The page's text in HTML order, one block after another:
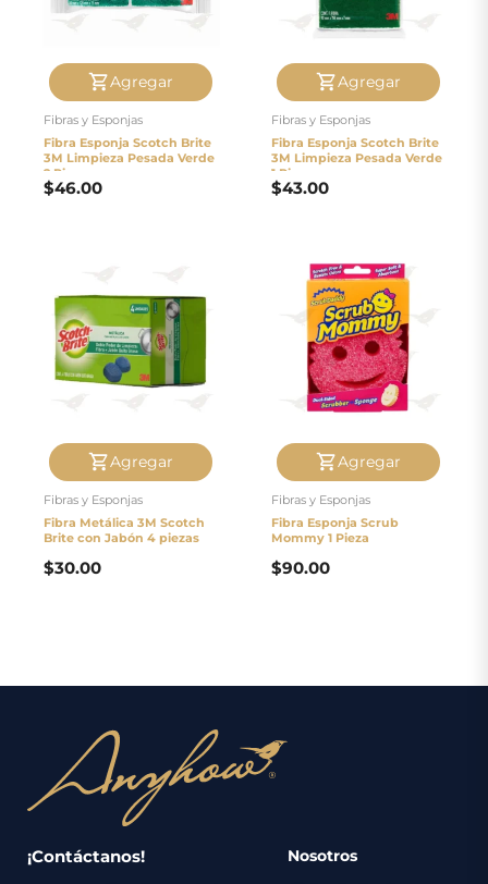
Agregar
Fibras y Esponjas
Fibra Esponja Scotch Brite
3M Limpieza Pesada Verde
2 Piezas
$46.00
Agregar
Fibras y Esponjas
Fibra Esponja Scotch Brite
3M Limpieza Pesada Verde
1 Pieza
$43.00
Agregar
Fibras y Esponjas
Fibra Metálica 3M Scotch
Brite con Jabón 4 piezas
$30.00
Agregar
Fibras y Esponjas
Fibra Esponja Scrub
Mommy 1 Pieza
$90.00
¡Contáctanos! Nosotros